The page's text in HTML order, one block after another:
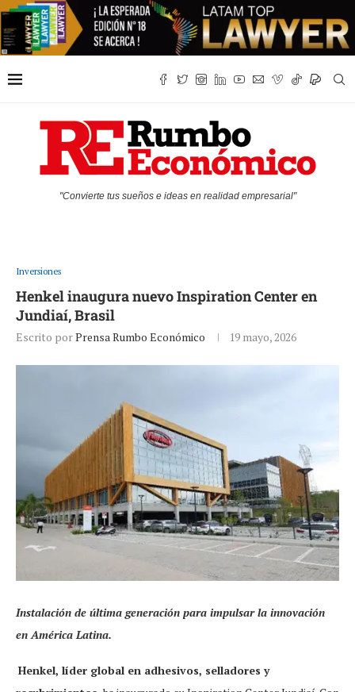
"Convierte tus sueños e ideas en realidad empresarial"
Inversiones
Henkel inaugura nuevo Inspiration Center en
Jundiaí, Brasil
Escrito porPrensa Rumbo Económico 19 mayo, 2026
Instalación de última generación para impulsar la innovación
en América Latina.
Henkel, líder global en adhesivos, selladores y